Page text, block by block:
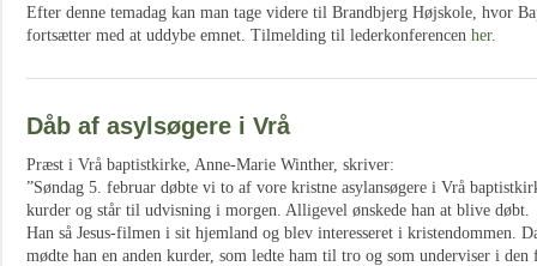
Efter denne temadag kan man tage videre til Brandbjerg Højskole, hvor
fortsætter med at uddybe emnet. Tilmelding til lederkonferencen her.
Dåb af asylsøgere i Vrå
Præst i Vrå baptistkirke, Anne-Marie Winther, skriver:
”Søndag 5. februar døbte vi to af vore kristne asylansøgere i Vrå
kurder og står til udvisning i morgen. Alligevel ønskede han at blive døbt.
Han så Jesus-filmen i sit hjemland og blev interesseret i kristendommen.
mødte han en anden kurder, som ledte ham til tro og som underviser i den